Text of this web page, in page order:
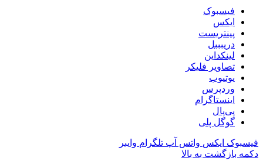
فیسبوک
ایکس
پینتریست
دریبببل
لینکداین
تصاویر فلیکر
یوتیوب
وردپرس
اینستاگرام
پی‌پال
گوگل پلی
فیسبوک ایکس واتس آپ تلگرام وایبر
دکمه بازگشت به بالا